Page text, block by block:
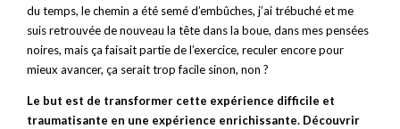
du temps, le chemin a été semé d’embûches, j’ai trébuché et me
suis retrouvée de nouveau la tête dans la boue, dans mes pensées
noires, mais ça faisait partie de l’exercice, reculer encore pour
mieux avancer, ça serait trop facile sinon, non ?
Le but est de transformer cette expérience difficile et
traumatisante en une expérience enrichissante. Découvrir